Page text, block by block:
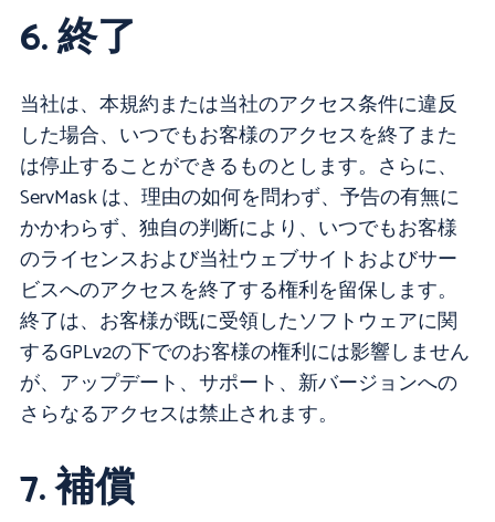
6. 終了
当社は、本規約または当社のアクセス条件に違反
した場合、いつでもお客様のアクセスを終了また
は停止することができるものとします。さらに、
ServMask は、理由の如何を問わず、予告の有無に
かかわらず、独自の判断により、いつでもお客様
のライセンスおよび当社ウェブサイトおよびサー
ビスへのアクセスを終了する権利を留保します。
終了は、お客様が既に受領したソフトウェアに関
するGPLv2の下でのお客様の権利には影響しません
が、アップデート、サポート、新バージョンへの
さらなるアクセスは禁止されます。
7. 補償